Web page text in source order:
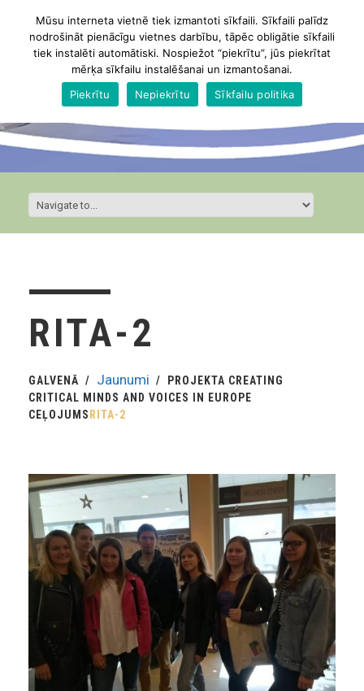
RITA-2
GALVENĀ Jaunumi
PROJEKTA CREATING
CRITICAL MINDS AND VOICES IN EUROPE
CEĻOJUMS RITA-2
Mūsu interneta vietnē tiek izmantoti sīkfaili. Sīkfaili palīdz
nodrošināt pienācīgu vietnes darbību, tāpēc obligātie sīkfaili
tiek instalēti automātiski. Nospiežot “piekrītu”, jūs piekrītat
mērķa sīkfailu instalēšanai un izmantošanai.
Piekrītu
Nepiekrītu Sīkfailu politika